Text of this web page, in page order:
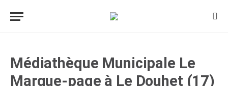
Médiathèque Municipale Le
Marque-page à Le Douhet (17)